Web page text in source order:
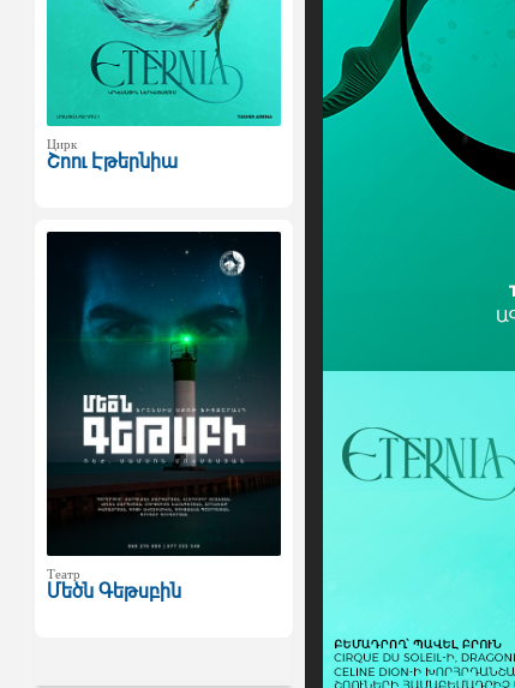
Цирк
Շոու Էթերնիա
Театр
Մեծն Գեթսբին